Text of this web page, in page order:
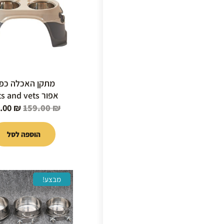
מתקן האכלה
אפור pets and vets
159.00₪
₪.
₪
הוספה לסל
מבצע!
למוצר
זה
יש
מספר